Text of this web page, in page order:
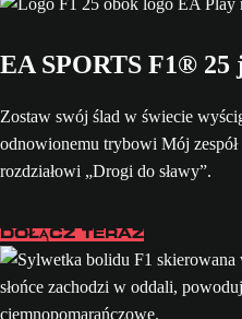
EA SPORTS F1® 25
Zostaw swój ślad w świecie
odnowionemu trybowi Mój
rozdziałowi „Drogi do sławy”.
DOŁĄCZ TERAZ